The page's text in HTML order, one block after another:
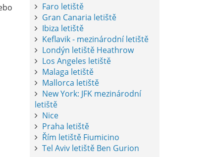
Faro letiště
Gran Canaria letiště
Ibiza letiště
Keflavik - mezinárodní letiště
Londýn letiště Heathrow
Los Angeles letiště
Malaga letiště
Mallorca letiště
New York: JFK mezinárodní
letiště
Nice
Praha letiště
Řím letiště Fiumicino
Tel Aviv letiště Ben Gurion